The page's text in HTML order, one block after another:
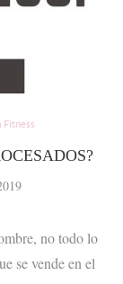
Fitness
no todo lo
se vende en el